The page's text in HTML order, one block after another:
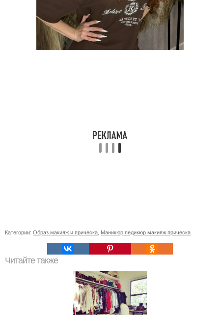
Категории: Образ макияж и прическа Маникюр педикюр макияж прическа
Читайте также